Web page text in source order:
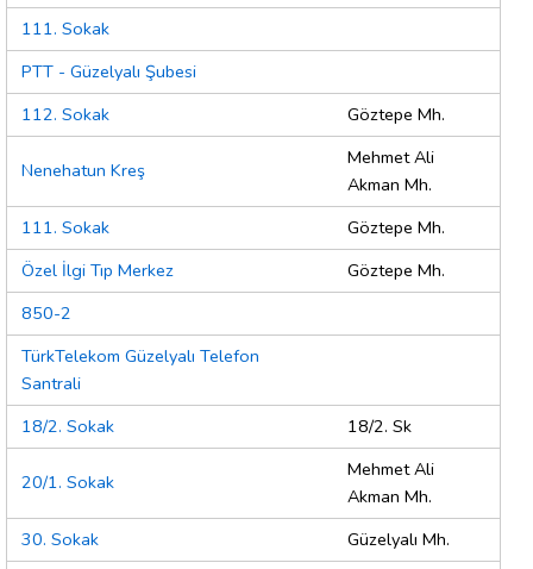
111. Sokak
PTT - Güzelyalı Şubesi
112. Sokak
Göztepe Mh.
Nenehatun Kreş
Mehmet Ali
Akman Mh.
111. Sokak
Göztepe Mh.
Özel İlgi Tıp Merkez
Göztepe Mh.
850-2
TürkTelekom Güzelyalı Telefon
Santrali
18/2. Sokak
18/2. Sk
20/1. Sokak
Mehmet Ali
Akman Mh.
30. Sokak
Güzelyalı Mh.